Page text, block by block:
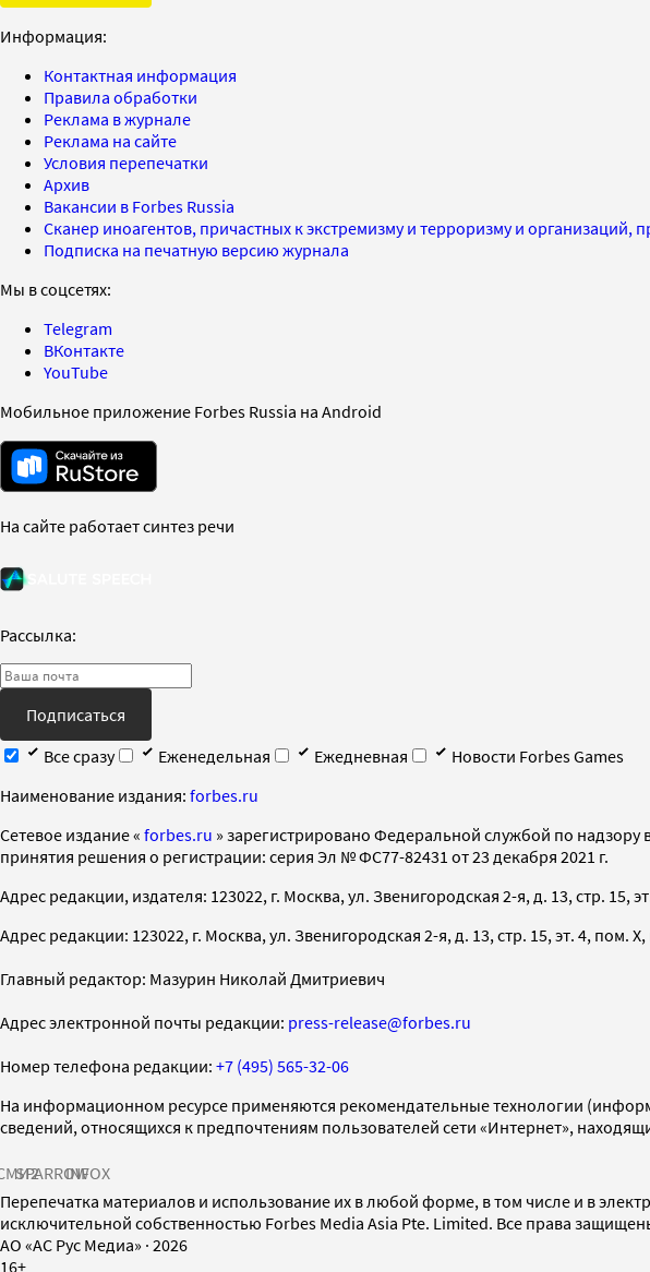
Информация:
Контактная информация
Правила обработки
Реклама в журнале
Реклама на сайте
Условия перепечатки
Архив
Вакансии в Forbes Russia
Сканер иноагентов, причастных к экстремизму и терроризму и
Подписка на печатную версию журнала
Мы в соцсетях:
Telegram
ВКонтакте
YouTube
Мобильное приложение Forbes Russia на Android
На сайте работает синтез речи
Рассылка:
Подписаться
Все сразу
Еженедельная Ежедневная
Новости Forbes Games
Наименование издания: forbes.ru
Cетевое издание « forbes.ru » зарегистрировано Федеральной службой по
принятия решения о регистрации: серия Эл № ФС77-82431 от 23 декабря 2021 г.
Адрес редакции, издателя: 123022, г. Москва, ул. Звенигородская 2-я, д. 13, стр. 15,
Адрес редакции: 123022, г. Москва, ул. Звенигородская 2-я, д. 13, стр. 15, эт. 4, пом. X,
Главный редактор: Мазурин Николай Дмитриевич
Адрес электронной почты редакции: press-release@forbes.ru
Номер телефона редакции: +7 (495) 565-32-06
На информационном ресурсе применяются рекомендательные технологии
сведений, относящихся к предпочтениям пользователей сети «Интернет»,
SPARROWINFOX
Перепечатка материалов и использование их в любой форме, в том числе и в
исключительной собственностью Forbes Media Asia Pte. Limited. Все права
AO «АС Рус Медиа» · 2026
16+